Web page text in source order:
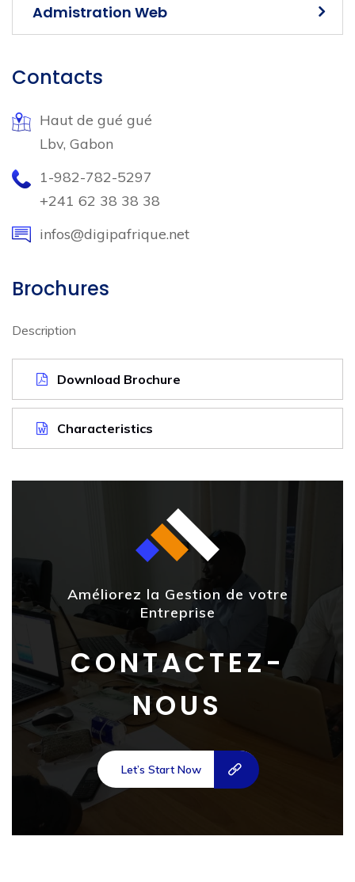
Admistration Web
Contacts
Haut de gué gué
Lbv, Gabon
1-982-782-5297
+241 62 38 38 38
infos@digipafrique.net
Brochures
Description
Download Brochure
Characteristics
Améliorez la Gestion de votre
Entreprise
CONTACTEZ-
NOUS
Let’s Start Now